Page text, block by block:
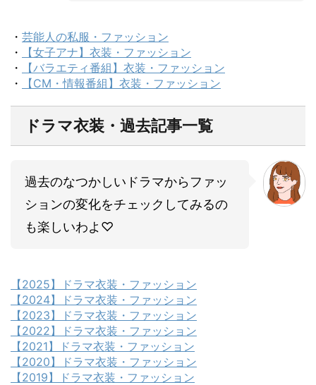
・ 芸能人の私服・ファッション
・
【女子アナ】衣装・ファッション
・
【バラエティ番組】衣装・ファッション
・
【CM・情報番組】衣装・ファッション
ドラマ衣装・過去記事一覧
過去のなつかしいドラマからファッ
ションの変化をチェックしてみるの
も楽しいわよ♡
【2025】ドラマ衣装・ファッション
【2024】ドラマ衣装・ファッション
【2023】ドラマ衣装・ファッション
【2022】ドラマ衣装・ファッション
【2021】ドラマ衣装・ファッション
【2020】ドラマ衣装・ファッション
【2019】ドラマ衣装・ファッション